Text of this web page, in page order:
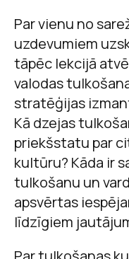
Par vienu no
uzdevumiem
tāpēc lekcijā
valodas
stratēģijas
Kā dzejas
priekšstatu par
kultūru? Kāda ir
tulkošanu un
apsvērtas
līdzīgiem